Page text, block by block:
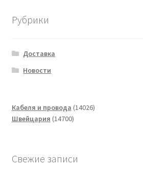
Рубрики
Доставка
Новости
Кабеля и провода 1402614026
Швейцария 1470014700
Свежие записи